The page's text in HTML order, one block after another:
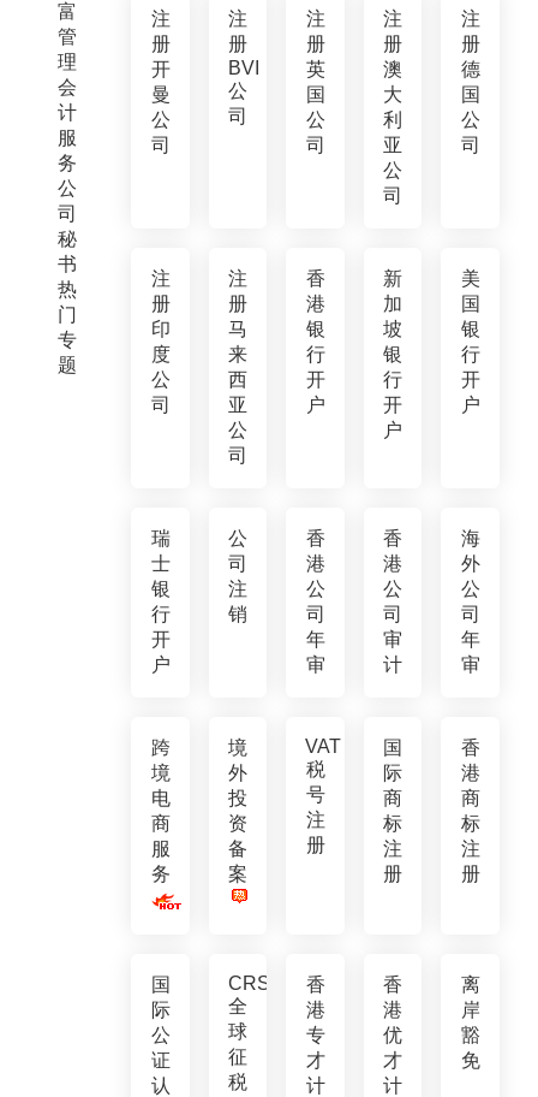
富
管
理
会
计
服
务
公
司
秘
书
热
门
专
题
注
册
开
曼
公
司
注
册
BVI
公
司
注
册
英
国
公
司
注
册
澳
大
利
亚
公
司
注
册
德
国
公
司
注
册
印
度
公
司
注
册
马
来
西
亚
公
司
香
港
银
行
开
户
新
加
坡
银
行
开
户
美
国
银
行
开
户
瑞
士
银
行
开
户
公
司
注
销
香
港
公
司
年
审
香
港
公
司
审
计
海
外
公
司
年
审
跨
境
电
商
服
务
境
外
投
资
备
案
VAT
税
号
注
册
国
际
商
标
注
册
香
港
商
标
注
册
国
际
公
证
认
CRS
全
球
征
税
香
港
专
才
计
香
港
优
才
计
离
岸
豁
免